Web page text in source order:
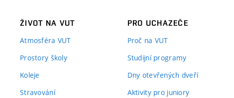
ŽIVOT NA VUT
Atmosféra VUT
Prostory školy
Koleje
Stravování
PRO UCHAZEČE
Proč na VUT
Studijní programy
Dny otevřených dveří
Aktivity pro juniory